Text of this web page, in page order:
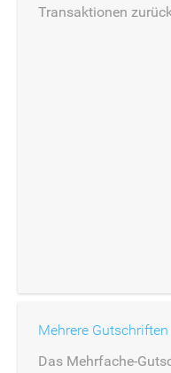
Transaktionen
Mehrere Gutschriften
Das Mehrfache-